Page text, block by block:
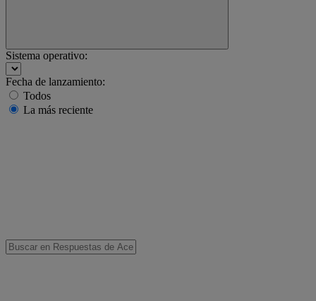
Sistema operativo:
Fecha de lanzamiento:
Todos
La más reciente